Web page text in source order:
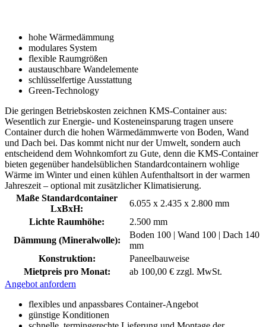
hohe Wärmedämmung
modulares System
flexible Raumgrößen
austauschbare Wandelemente
schlüsselfertige Ausstattung
Green-Technology
Die geringen Betriebskosten zeichnen KMS-Container aus:
Wesentlich zur Energie- und Kosteneinsparung tragen unsere
Container durch die hohen Wärmedämmwerte von Boden, Wand
und Dach bei. Das kommt nicht nur der Umwelt, sondern auch
entscheidend dem Wohnkomfort zu Gute, denn die KMS-Container
bieten gegenüber handelsüblichen Standardcontainern wohlige
Wärme im Winter und einen kühlen Aufenthaltsort in der warmen
Jahreszeit – optional mit zusätzlicher Klimatisierung.
Maße Standardcontainer
LxBxH:
6.055 x 2.435 x 2.800 mm
Lichte Raumhöhe:
2.500 mm
Dämmung (Mineralwolle):
Boden 100 | Wand 100 | Dach 140
mm
Konstruktion:
Paneelbauweise
Mietpreis pro Monat:
ab 100,00 € zzgl. MwSt.
Angebot anfordern
flexibles und anpassbares Container-Angebot
günstige Konditionen